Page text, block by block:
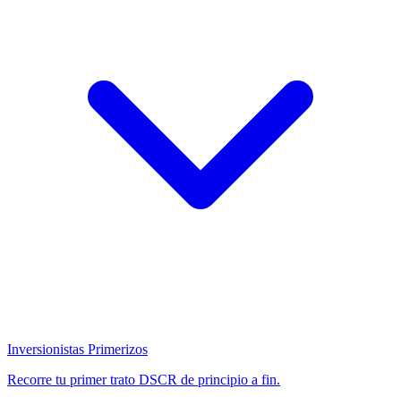
Inversionistas Primerizos
Recorre tu primer trato DSCR de principio a fin.